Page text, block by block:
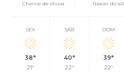
Chance de chuva
Nascer do sol
SEX
38°
21°
SÁB
40°
22°
DOM
39°
22°